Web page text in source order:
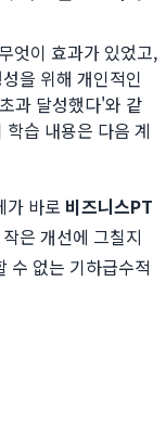
엇이 효과가 있었고,
을 위해 개인적인
과 달성했다'와 같
습 내용은 다음 계
가 바로 비즈니스PT
은 개선에 그칠지
수 없는 기하급수적